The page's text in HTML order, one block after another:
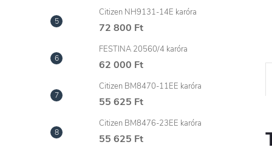
Citizen NH9131-14E karóra
72 800 Ft
FESTINA 20560/4 karóra
62 000 Ft
Citizen BM8470-11EE karóra
55 625 Ft
Citizen BM8476-23EE karóra
55 625 Ft